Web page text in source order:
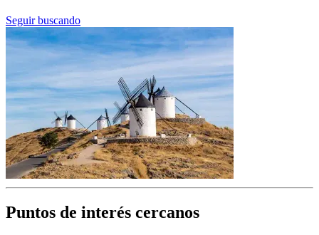
Seguir buscando
Puntos de interés cercanos